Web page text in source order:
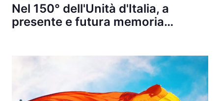
Nel 150° dell'Unità d'Italia, a
presente e futura memoria…